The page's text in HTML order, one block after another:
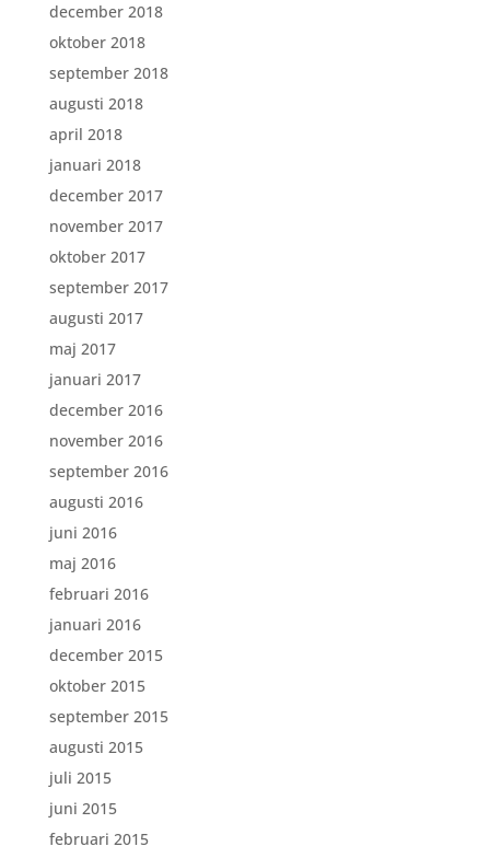
december 2018
oktober 2018
september 2018
augusti 2018
april 2018
januari 2018
december 2017
november 2017
oktober 2017
september 2017
augusti 2017
maj 2017
januari 2017
december 2016
november 2016
september 2016
augusti 2016
juni 2016
maj 2016
februari 2016
januari 2016
december 2015
oktober 2015
september 2015
augusti 2015
juli 2015
juni 2015
februari 2015